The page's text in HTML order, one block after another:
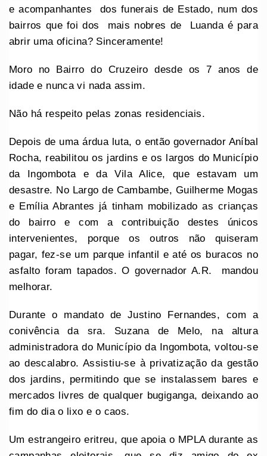
e acompanhantes dos funerais de Estado, num dos
bairros que foi dos mais nobres de Luanda é para
abrir uma oficina? Sinceramente!
Moro no Bairro do Cruzeiro desde os 7 anos de
idade e nunca vi nada assim.
Não há respeito pelas zonas residenciais.
Depois de uma árdua luta, o então governador Aníbal
Rocha, reabilitou os jardins e os largos do Município
da Ingombota e da Vila Alice, que estavam um
desastre. No Largo de Cambambe, Guilherme Mogas
e Emília Abrantes já tinham mobilizado as crianças
do bairro e com a contribuição destes únicos
intervenientes, porque os outros não quiseram
pagar, fez-se um parque infantil e até os buracos no
asfalto foram tapados. O governador A.R. mandou
melhorar.
Durante o mandato de Justino Fernandes, com a
conivência da sra. Suzana de Melo, na altura
administradora do Município da Ingombota, voltou-se
ao descalabro. Assistiu-se à privatização da gestão
dos jardins, permitindo que se instalassem bares e
mercados livres de qualquer bugiganga, deixando ao
fim do dia o lixo e o caos.
Um estrangeiro eritreu, que apoia o MPLA durante as